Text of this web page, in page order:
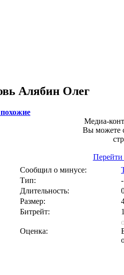
Алябин Олег
Медиа-
Вы можете
Перейти
Сообщил о минусе:
Тип:
-
Длительность:
Размер:
Битрейт:
Оценка: